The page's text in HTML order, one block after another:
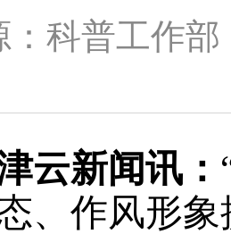
：科普工
云新闻讯：
、作风形